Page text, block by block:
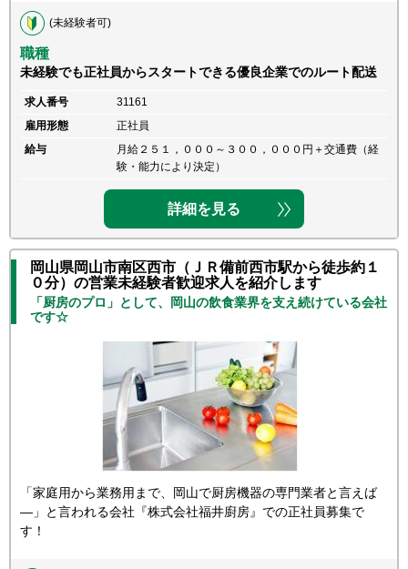
(未経験者可)
職種
未経験でも正社員からスタートできる優良企業でのルート配送
求人番号
31161
雇用形態
正社員
給与
月給２５１，０００～３００，０００円＋交通費（経
験・能力により決定）
詳細を見る
岡山県岡山市南区西市（ＪＲ備前西市駅から徒歩約１
０分）の営業未経験者歓迎求人を紹介します
「厨房のプロ」として、岡山の飲食業界を支え続けている会社
です☆
「家庭用から業務用まで、岡山で厨房機器の専門業者と言えば
―」と言われる会社『株式会社福井廚房』での正社員募集で
す！